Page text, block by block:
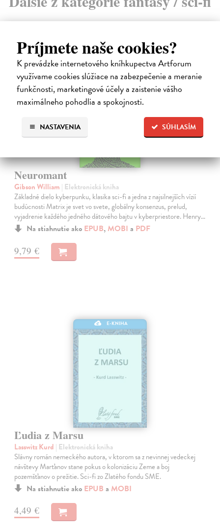
Príjmete naše cookies?
K prevádzke internetového kníhkupectva Artforum
využívame cookies slúžiace na zabezpečenie a meranie
funkčnosti, marketingové účely a zaistenie vášho
maximálneho pohodlia a spokojnosti.
SÚHLASÍM
NASTAVENIA
E-KNIHA
Neuromant
Gibson William | Elektronická kniha
Základné dielo kyberpunku, klasika sci-fi a jedna z najsilnejších vízií
budúcnosti Matrix je svet vo svete, globálny konsenzus, prelud,
vyjadrenie každého jedného dátového bajtu v kyberpriestore. Henry…
Na stiahnutie ako EPUB, MOBI a PDF
9,79 €
E-KNIHA
Ľudia z Marsu
Lasswitz Kurd | Elektronická kniha
Slávny román nemeckého autora, v ktorom sa z nevinnej vedeckej
návštevy Marťanov stane pokus o kolonizáciu Zeme a boj
pozemšťanov o prežitie. Sci-fi zo Zlatého fondu SME.
Na stiahnutie ako EPUB a MOBI
4,49 €